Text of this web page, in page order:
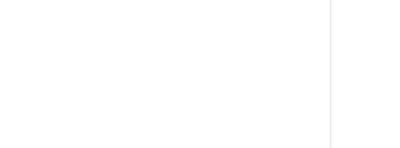
έχουν καθιερωθεί ως βασικό στοιχείο της
σε συνεχώς...